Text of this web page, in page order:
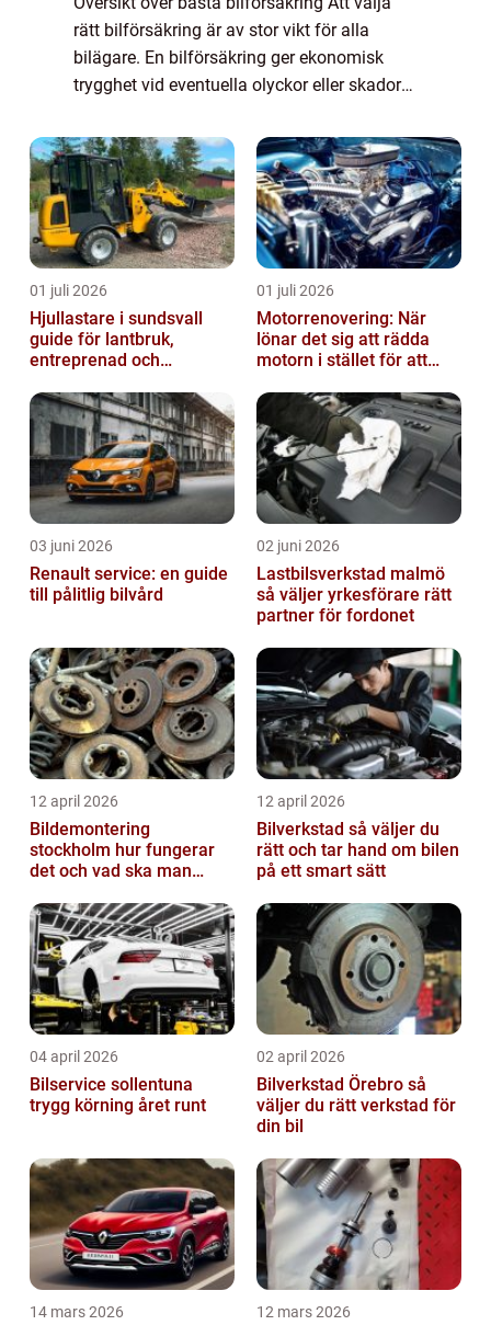
rätt bilförsäkring är av stor vikt för alla
bilägare. En bilförsäkring ger ekonomisk
trygghet vid eventuella olyckor eller skador
försäkring som passar ens behov oc...
01 juli 2026
Hjullastare i sundsvall
guide för lantbruk,
entreprenad och
01 juli 2026
Motorrenovering: När
lönar det sig att rädda
motorn i stället för att
03 juni 2026
Renault service: en guide
till pålitlig bilvård
02 juni 2026
Lastbilsverkstad malmö
så väljer yrkesförare rätt
partner för fordonet
12 april 2026
Bildemontering
stockholm hur fungerar
det och vad ska man
12 april 2026
Bilverkstad så väljer du
rätt och tar hand om bilen
på ett smart sätt
04 april 2026
Bilservice sollentuna
trygg körning året runt
02 april 2026
Bilverkstad Örebro så
väljer du rätt verkstad för
din bil
14 mars 2026 12 mars 2026